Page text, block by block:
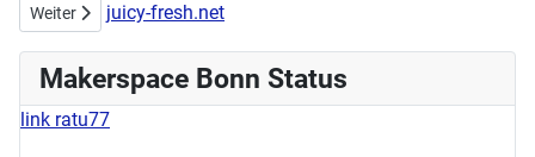
Nächster Beitrag: #iPRODUCE - Einreichungsfrist für Wettbewerb
Weiter juicy-fresh.net
Makerspace Bonn Status
link ratu77